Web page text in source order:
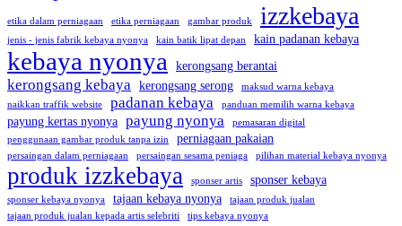
etika dalam perniagaan etika perniagaan gambar produk izzkebaya
jenis - jenis fabrik kebaya nyonya kain batik lipat depan kain padanan kebaya
kebaya nyonya kerongsang berantai
kerongsang kebaya kerongsang serong
maksud warna kebaya
naikkan traffik website
padanan kebaya panduan memilih warna kebaya
payung kertas nyonya payung nyonya
pemasaran digital
penggunaan gambar produk tanpa izin
perniagaan pakaian
persaingan dalam perniagaan persaingan sesama peniaga pilihan material kebaya nyonya
produk izzkebaya sponser artis sponser kebaya
sponser kebaya nyonya tajaan kebaya nyonya
tajaan produk jualan
tajaan produk jualan kepada artis selebriti
tips kebaya nyonya